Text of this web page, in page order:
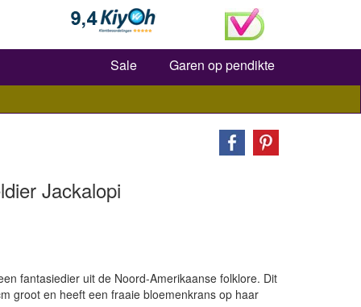
Zoeken
Sale Garen op pendikte
Jackalopi
fantasiedier uit de Noord-Amerikaanse folklore. Dit
groot en heeft een fraaie bloemenkrans op haar